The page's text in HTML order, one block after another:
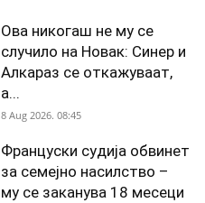
Ова никогаш не му се
случило на Новак: Синер и
Алкараз се откажуваат,
а...
8 Aug 2026. 08:45
Француски судија обвинет
за семејно насилство –
му се заканува 18 месеци